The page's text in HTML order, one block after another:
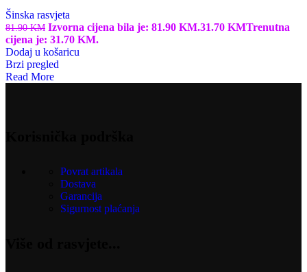
Šinska rasvjeta
81.90KM Izvorna cijena bila je: 81.90 KM.31.70 KMTrenutna
cijena je: 31.70 KM.
Dodaj u košaricu
Brzi pregled
Read More
Povrat artikala
Dostava
Garancija
Sigurnost plaćanja